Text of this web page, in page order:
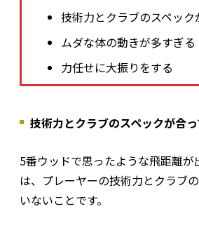
技術力とクラブのスペック
ムダな体の動きが多すぎる
力任せに大振りをする
技術力とクラブのスペックが合
5番ウッドで思ったような飛距離が
は、プレーヤーの技術力とクラブ
いないことです。